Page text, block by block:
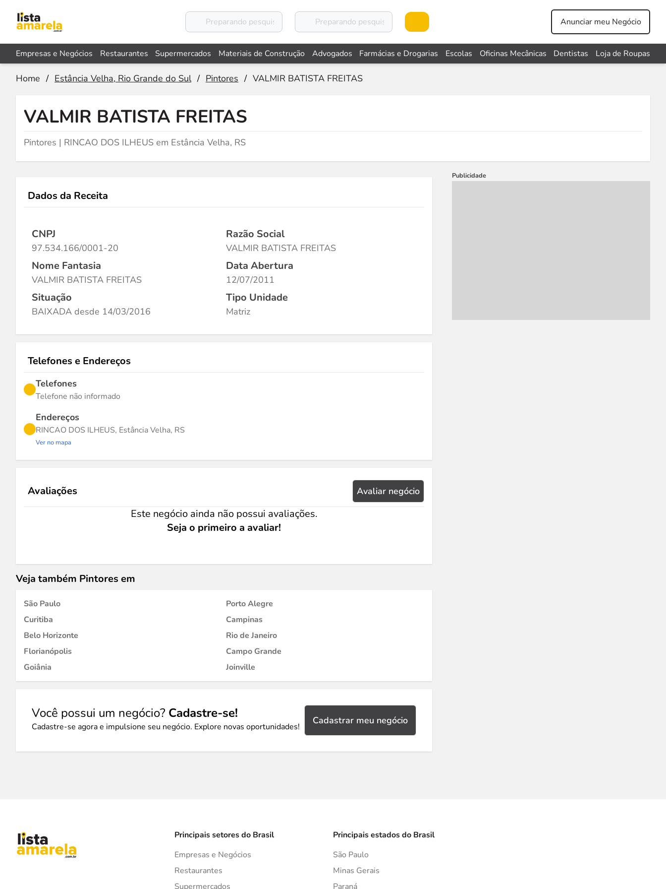
Anunciar meu Negócio
Empresas e Negócios Restaurantes Supermercados Materiais de Construção Advogados Farmácias e Drogarias Escolas Oficinas Mecânicas Dentistas Loja de Roupas
Home / Estância Velha, Rio Grande do Sul / Pintores / VALMIR BATISTA FREITAS
VALMIR BATISTA FREITAS
Pintores | RINCAO DOS ILHEUS em Estância Velha, RS
Dados da Receita
CNPJ
97.534.166/0001-20
Razão Social
VALMIR BATISTA FREITAS
Nome Fantasia
VALMIR BATISTA FREITAS
Data Abertura
12/07/2011
Situação
BAIXADA desde 14/03/2016
Tipo Unidade
Matriz
Telefones e Endereços
Telefones
Telefone não informado
Endereços
RINCAO DOS ILHEUS, Estância Velha, RS
Ver no mapa
Avaliações Avaliar negócio
Este negócio ainda não possui avaliações.
Seja o primeiro a avaliar!
Veja também Pintores em
São Paulo
Porto Alegre
Curitiba
Campinas
Belo Horizonte
Rio de Janeiro
Florianópolis
Campo Grande
Goiânia
Joinville
Você possui um negócio? Cadastre-se!
Cadastre-se agora e impulsione seu negócio. Explore novas oportunidades!
Cadastrar meu negócio
Publicidade
Principais setores do Brasil
Empresas e Negócios
Restaurantes
Supermercados
Principais estados do Brasil
São Paulo
Minas Gerais
Paraná